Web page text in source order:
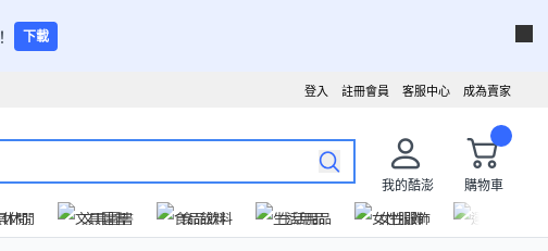
下載
成為賣家
客服中心
註冊會員
登入
我的酷澎
購物車
休閒 文具圖書 食品飲料 生活用品 女性服飾